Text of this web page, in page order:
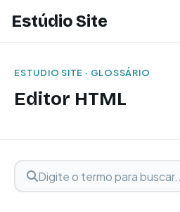
Estúdio Site
ESTUDIO SITE · GLOSSÁRIO
Editor HTML
Buscar termo
Digite o termo para buscar